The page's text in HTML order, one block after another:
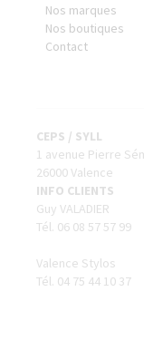
Nos marques
Nos boutiques
Contact
CEPS / SYLL
1 avenue Pierre
26000 Valence
INFO CLIENTS
Guy VALADIER
Tél. 06 08 57 57 99
Valence Stylos
Tél. 04 75 44 10 37